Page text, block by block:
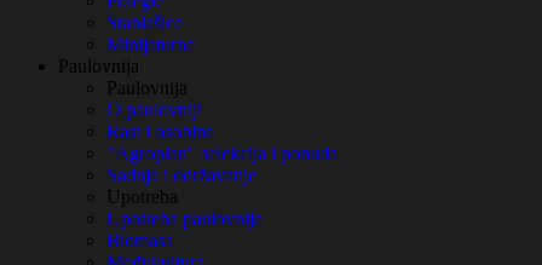
Stablašice
Minijaturne
Paulovnija
Paulovnija
O paulovniji
Rast i osobine
"Agroplan" selekcija i ponuda
Sadnja i održavanje
Upotreba
Upotreba paulovnije
Biomasa